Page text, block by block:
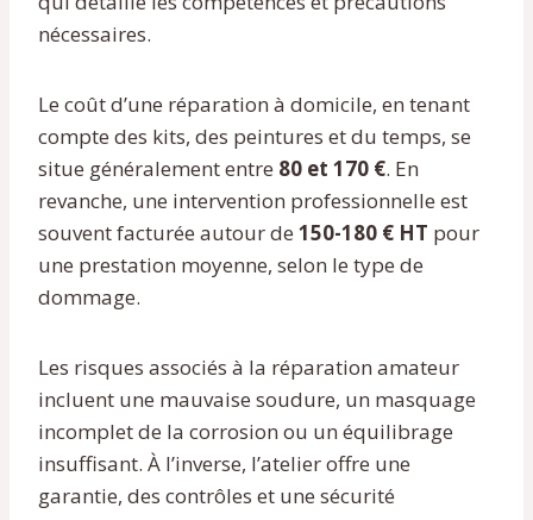
nécessaires.
Le coût d’une réparation à domicile, en tenant
compte des kits, des peintures et du temps, se
situe généralement entre 80 et 170 €. En
revanche, une intervention professionnelle est
souvent facturée autour de 150-180 € HT pour
une prestation moyenne, selon le type de
dommage.
Les risques associés à la réparation amateur
incluent une mauvaise soudure, un masquage
incomplet de la corrosion ou un équilibrage
insuffisant. À l’inverse, l’atelier offre une
garantie, des contrôles et une sécurité